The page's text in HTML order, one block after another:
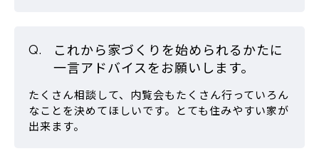
これから家づくりを始められるかたに
一言アドバイスをお願いします。
たくさん相談して、内覧会もたくさん行っていろん
なことを決めてほしいです。とても住みやすい家が
出来ます。